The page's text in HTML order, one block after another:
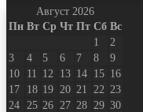
Август 2026
Пн Вт Ср Чт Пт Сб Вс
1
2
3
4 5 6 7 8
9
10
11 12 13 14 15 16
17
18 19 20 21 22 23
24
25 26 27 28 29 30